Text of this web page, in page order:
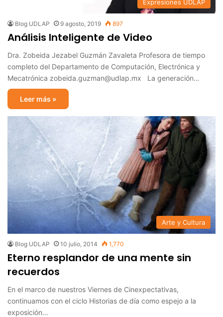
Expresiones UDLAP
Blog UDLAP 9 agosto, 2019 897
Análisis Inteligente de Video
Dra. Zobeida Jezabel Guzmán Zavaleta Profesora de tiempo
completo del Departamento de Computación, Electrónica y
Mecatrónica zobeida.guzman@udlap.mx La generación…
Leer más »
Arte y Cultura
Blog UDLAP 10 julio, 2014 1,770
Eterno resplandor de una mente sin
recuerdos
En el marco de nuestros Viernes de Cinexpectativas,
continuamos con el ciclo Historias de día como espejo a la
exposición…